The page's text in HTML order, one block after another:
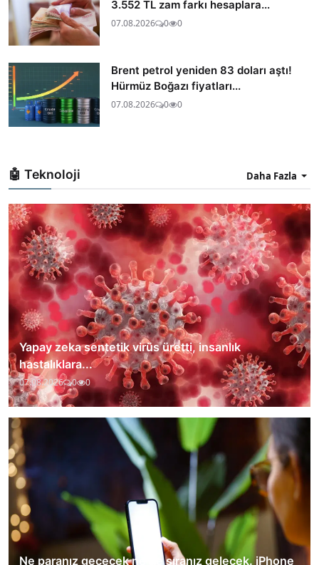
3.552 TL zam farkı hesaplara...
07.08.2026 0 0
Brent petrol yeniden 83 doları aştı!
Hürmüz Boğazı fiyatları...
07.08.2026 0 0
🤖 Teknoloji Daha Fazla
Yapay zeka sentetik virüs üretti, insanlık
hastalıklara...
07.08.2026 0 0
Ne paranız geçecek ne de sıranız gelecek. iPhone